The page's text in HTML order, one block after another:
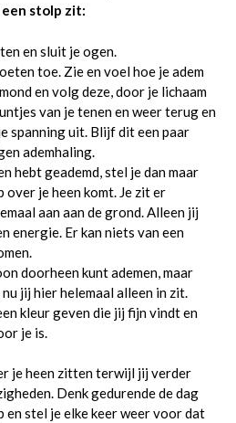
stolp zit:
en sluit je ogen.
toe. Zie en voel hoe je adem
en volg deze, door je lichaam
van je tenen en weer terug en
spanning uit. Blijf dit een paar
ademhaling.
hebt geademd, stel je dan maar
je heen komt. Je zit er
aan aan de grond. Alleen jij
energie. Er kan niets van een
doorheen kunt ademen, maar
jij hier helemaal alleen in zit.
kleur geven die jij fijn vindt en
je is.
je heen zitten terwijl jij verder
Denk gedurende de dag
en stel je elke keer weer voor dat